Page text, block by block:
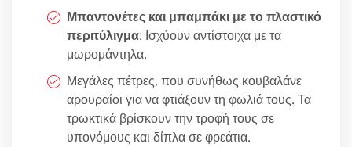
Μπαντονέτες και μπαμπάκι με το πλαστικό
περιτύλιγμα: Ισχύουν αντίστοιχα με τα
μωρομάντηλα.
Μεγάλες πέτρες, που συνήθως κουβαλάνε
αρουραίοι για να φτιάξουν τη φωλιά τους. Τα
τρωκτικά βρίσκουν την τροφή τους σε
υπονόμους και δίπλα σε φρεάτια.